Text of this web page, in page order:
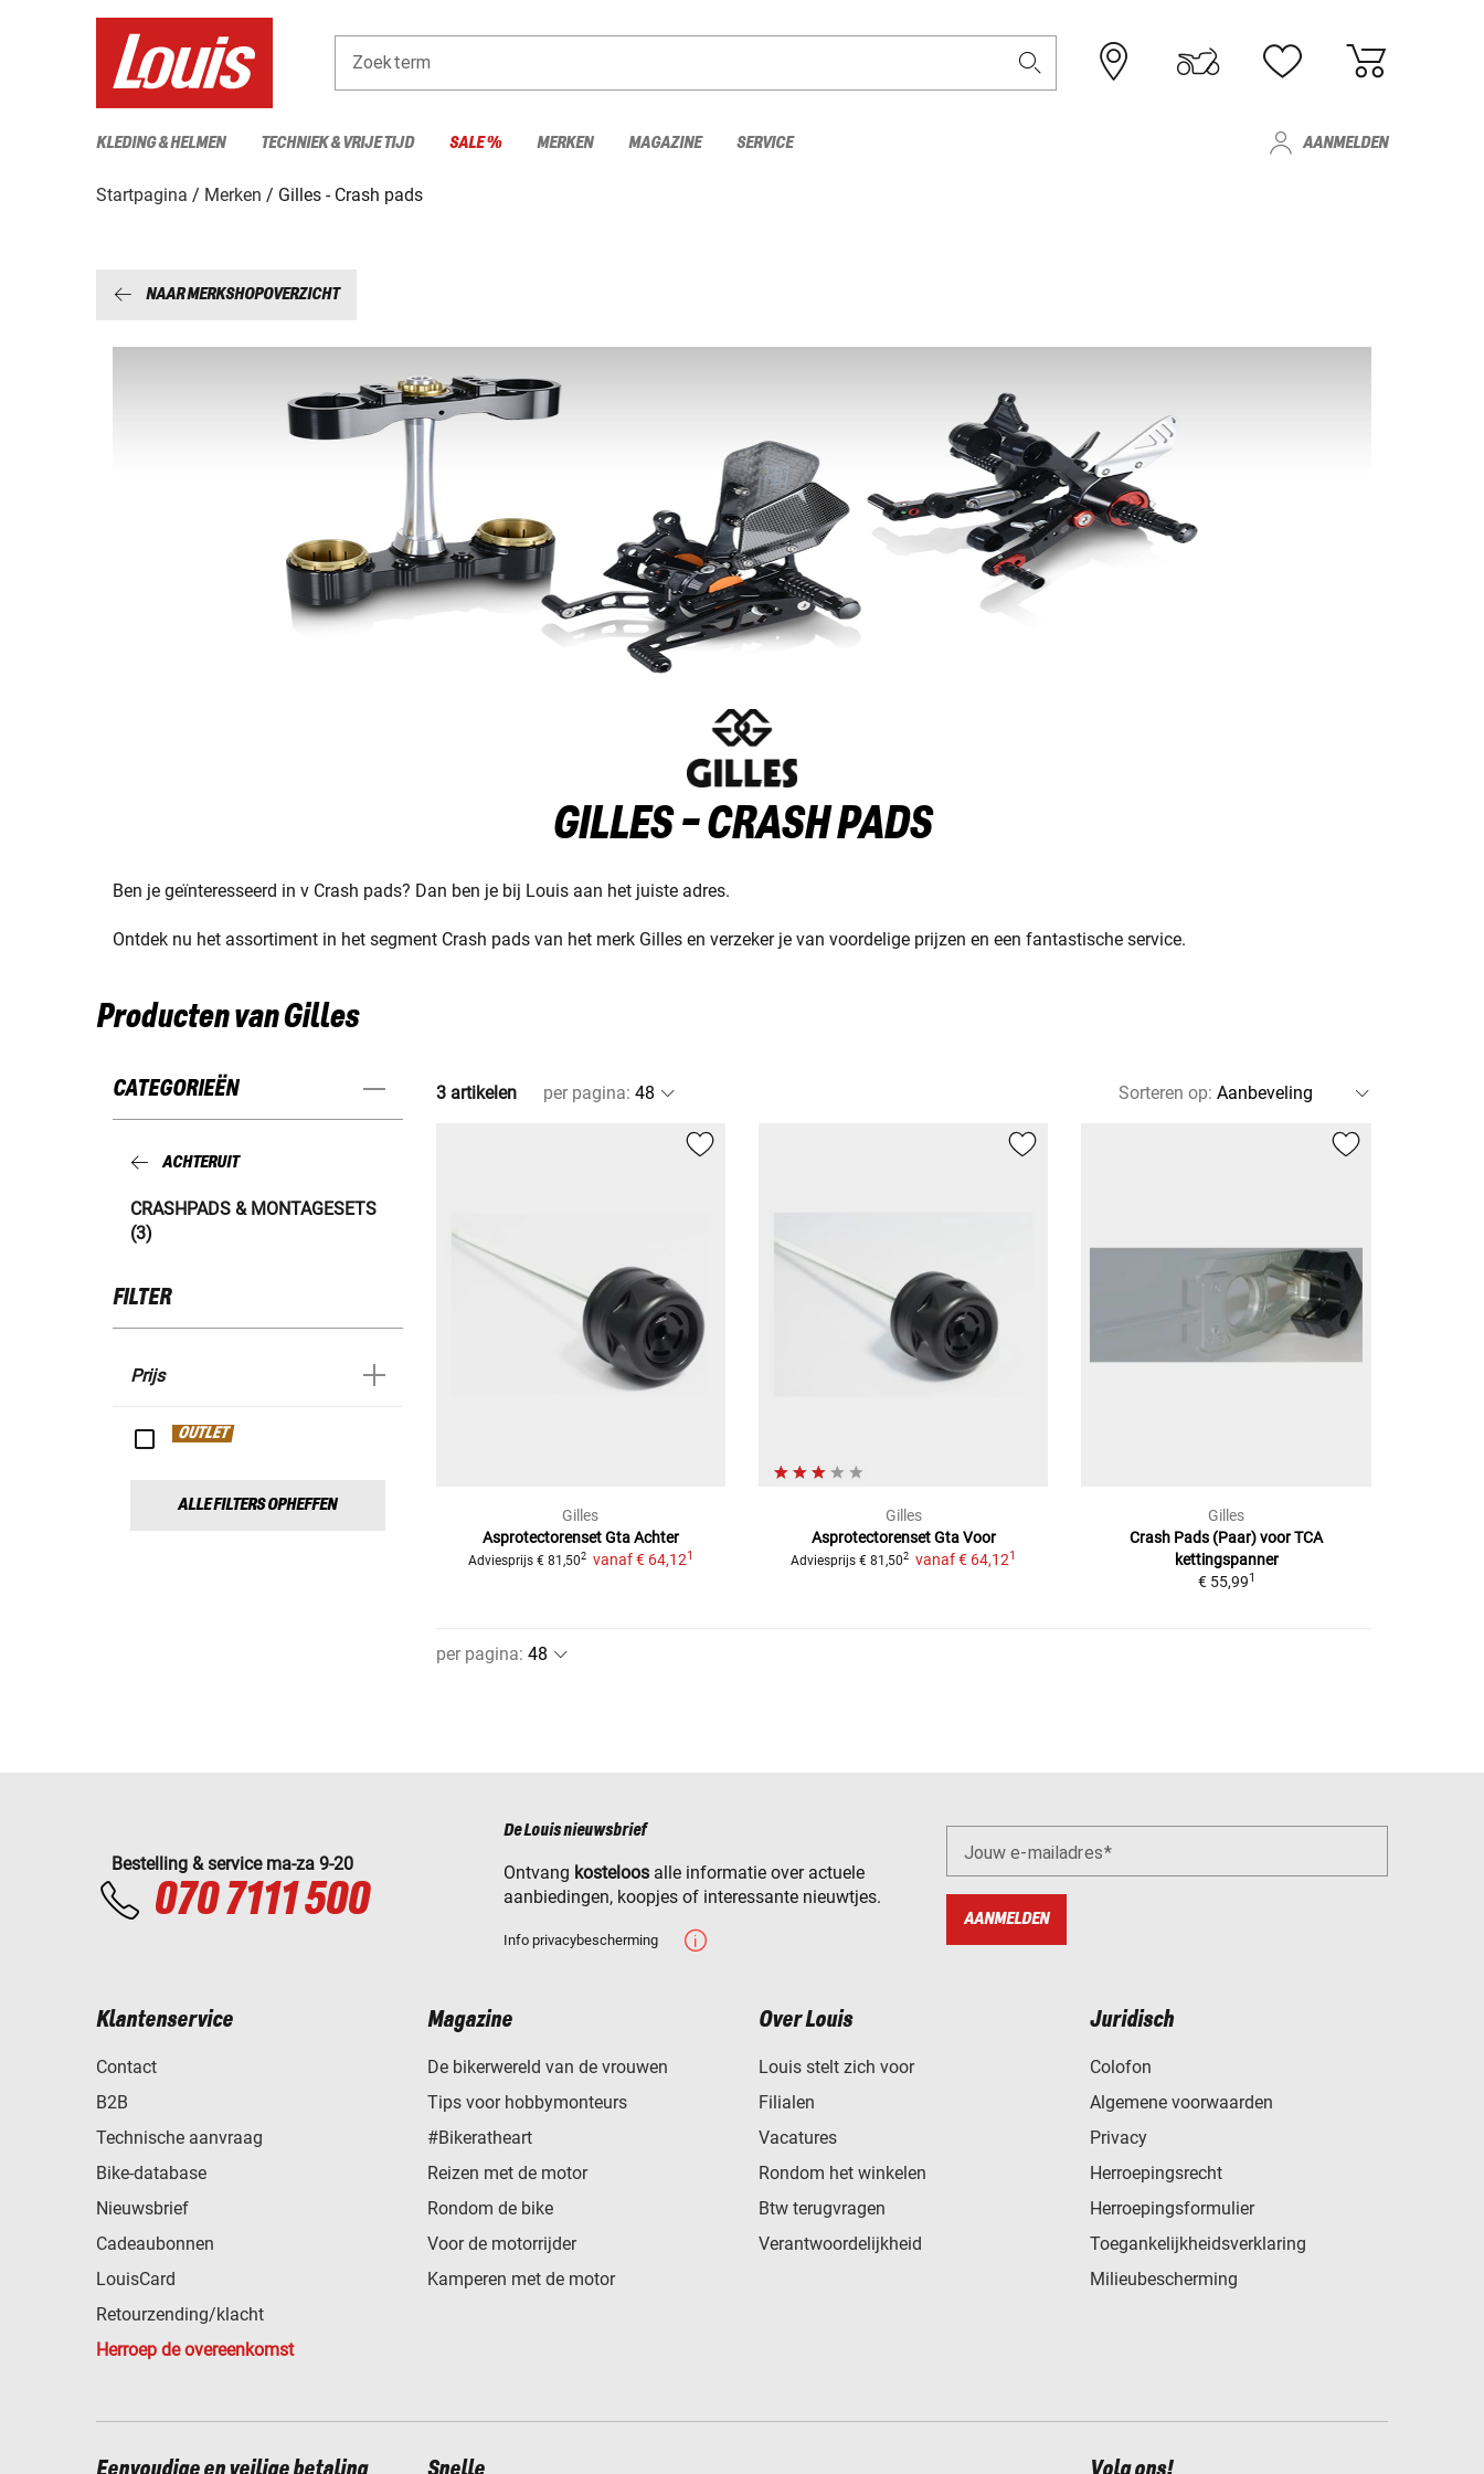
Zoekterm
KLEDING & HELMEN TECHNIEK & VRIJE TIJD SALE % MERKEN MAGAZINE SERVICE AANMELDEN
Startpagina Merken Gilles - Crash pads
NAAR MERKSHOPOVERZICHT
GILLES - CRASH PADS
Ben je geïnteresseerd in v Crash pads? Dan ben je bij Louis aan het juiste adres.
Ontdek nu het assortiment in het segment Crash pads van het merk Gilles en verzeker je van voordelige prijzen en een fantastische service.
Producten van Gilles
CATEGORIEËN
ACHTERUIT
CRASHPADS & MONTAGESETS
(3)
FILTER
Prijs
OUTLET
ALLE FILTERS OPHEFFEN
3 artikelen per pagina: Sorteren op:
Gilles
Asprotectorenset Gta Achter
Adviesprijs € 81,502 vanaf€ 64,121
Gilles
Asprotectorenset Gta Voor
Adviesprijs € 81,502 vanaf € 64,121
Gilles
Crash Pads (Paar) voor TCA
kettingspanner
€ 55,991
per pagina:
Bestelling & service ma-za 9-20
070 7111 500
De Louis nieuwsbrief
Ontvang kosteloos alle informatie over actuele
aanbiedingen, koopjes of interessante nieuwtjes.
Info privacybescherming
Jouw e-mailadres
AANMELDEN
Klantenservice
Contact
B2B
Technische aanvraag
Bike-database
Nieuwsbrief
Cadeaubonnen
LouisCard
Retourzending/klacht
Herroep de overeenkomst
Magazine
De bikerwereld van de vrouwen
Tips voor hobbymonteurs
#Bikeratheart
Reizen met de motor
Rondom de bike
Voor de motorrijder
Kamperen met de motor
Over Louis
Louis stelt zich voor
Filialen
Vacatures
Rondom het winkelen
Btw terugvragen
Verantwoordelijkheid
Juridisch
Colofon
Algemene voorwaarden
Privacy
Herroepingsrecht
Herroepingsformulier
Toegankelijkheidsverklaring
Milieubescherming